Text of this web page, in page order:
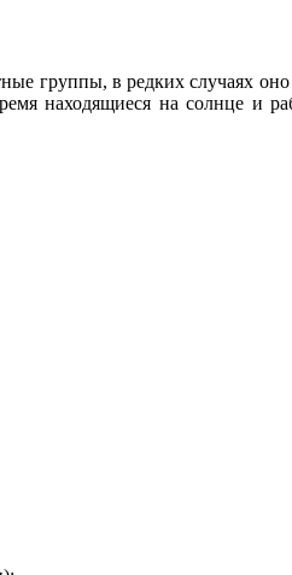
группы, в редких случаях
находящиеся на солнце и